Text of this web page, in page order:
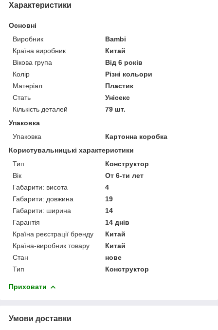
Характеристики
Основні
Виробник
Bambi
Країна виробник
Китай
Вікова група
Від 6 років
Колір
Різні кольори
Матеріал
Пластик
Стать
Унісекс
Кількість деталей
79 шт.
Упаковка
Упаковка
Картонна коробка
Користувальницькі характеристики
Тип
Конструктор
Вік
От 6-ти лет
Габарити: висота
4
Габарити: довжина
19
Габарити: ширина
14
Гарантія
14 днів
Країна реєстрації бренду
Китай
Країна-виробник товару
Китай
Стан
нове
Тип
Конструктор
Приховати
Умови доставки